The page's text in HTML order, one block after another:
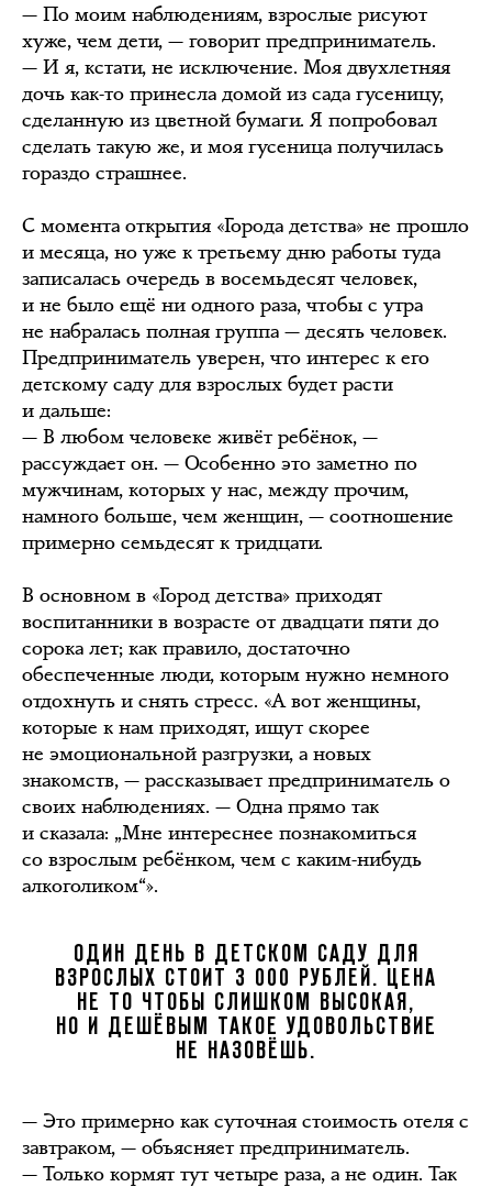
— По моим наблюдениям, взрослые рисуют
хуже, чем дети, — говорит предприниматель.
— И я, кстати, не исключение. Моя двухлетняя
дочь как-то принесла домой из сада гусеницу,
сделанную из цветной бумаги. Я попробовал
сделать такую же, и моя гусеница получилась
гораздо страшнее.
С момента открытия «Города детства» не прошло
и месяца, но уже к третьему дню работы туда
записалась очередь в восемьдесят человек,
и не было ещё ни одного раза, чтобы с утра
не набралась полная группа — десять человек.
Предприниматель уверен, что интерес к его
детскому саду для взрослых будет расти
и дальше:
— В любом человеке живёт ребёнок, —
рассуждает он. — Особенно это заметно по
мужчинам, которых у нас, между прочим,
намного больше, чем женщин, — соотношение
примерно семьдесят к тридцати.
В основном в «Город детства» приходят
воспитанники в возрасте от двадцати пяти до
сорока лет; как правило, достаточно
обеспеченные люди, которым нужно немного
отдохнуть и снять стресс. «А вот женщины,
которые к нам приходят, ищут скорее
не эмоциональной разгрузки, а новых
знакомств, — рассказывает предприниматель о
своих наблюдениях. — Одна прямо так
и сказала: „Мне интереснее познакомиться
со взрослым ребёнком, чем с каким-нибудь
алкоголиком“».
ОДИН ДЕНЬ В ДЕТСКОМ САДУ ДЛЯ
ВЗРОСЛЫХ СТОИТ 3 000 РУБЛЕЙ. ЦЕНА
НЕ ТО ЧТОБЫ СЛИШКОМ ВЫСОКАЯ,
НО И ДЕШЁВЫМ ТАКОЕ УДОВОЛЬСТВИЕ
НЕ НАЗОВЁШЬ.
— Это примерно как суточная стоимость отеля с
завтраком, — объясняет предприниматель.
— Только кормят тут четыре раза, а не один. Так